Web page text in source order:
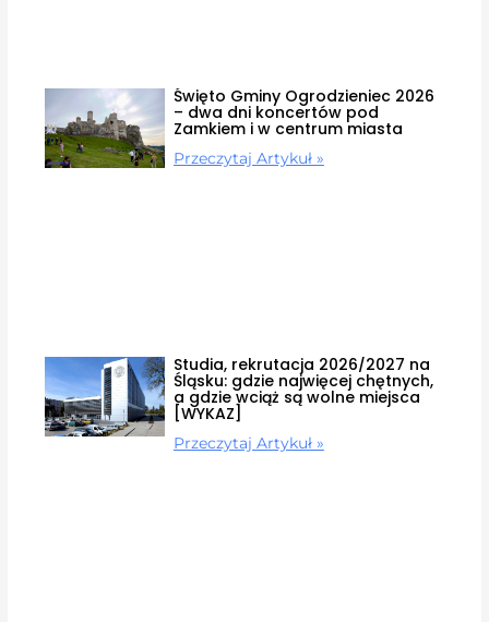
Święto Gminy Ogrodzieniec 2026
– dwa dni koncertów pod
Zamkiem i w centrum miasta
Przeczytaj Artykuł »
Studia, rekrutacja 2026/2027 na
Śląsku: gdzie najwięcej chętnych,
a gdzie wciąż są wolne miejsca
[WYKAZ]
Przeczytaj Artykuł »